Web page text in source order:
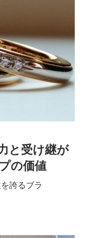
と受け継が
の価値
誇るブラ